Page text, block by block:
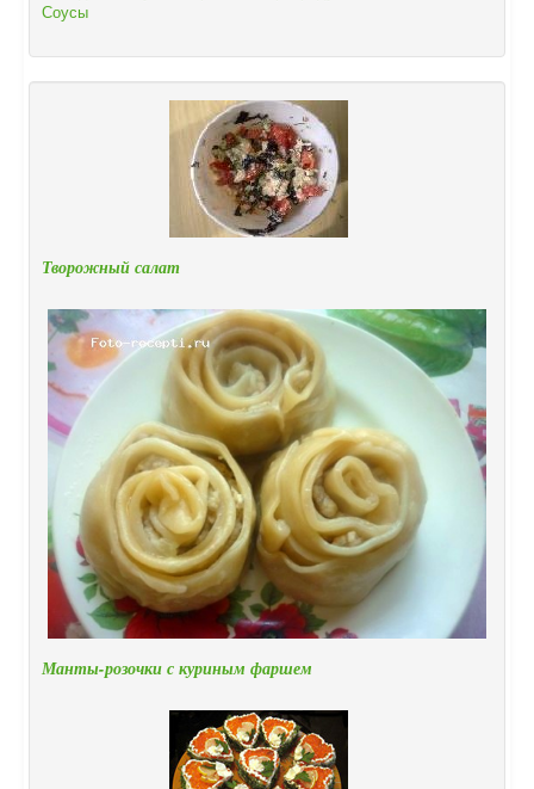
Соусы
Творожный салат
Манты-розочки с куриным фаршем